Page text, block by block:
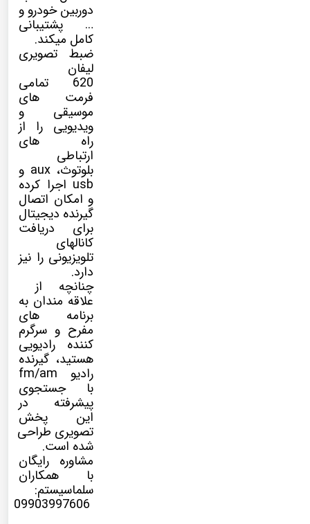
دوربین خودرو و
… پشتیبانی
کامل میکند.
ضبط تصویری
لیفان
620 تمامی
فرمت های
موسیقی و
ویدیویی را از
راه های
ارتباطی
بلوتوث، aux و
usb اجرا کرده
و امکان اتصال
گیرنده دیجیتال
برای دریافت
کانالهای
تلویزیونی را نیز
دارد.
چنانچه از
علاقه مندان به
برنامه های
مفرح و سرگرم
کننده رادیویی
هستید، گیرنده
رادیو fm/am
با جستجوی
پیشرفته در
این پخش
تصویری طراحی
شده است.
مشاوره رایگان
با همکاران
سلماسیستم:
09903997606